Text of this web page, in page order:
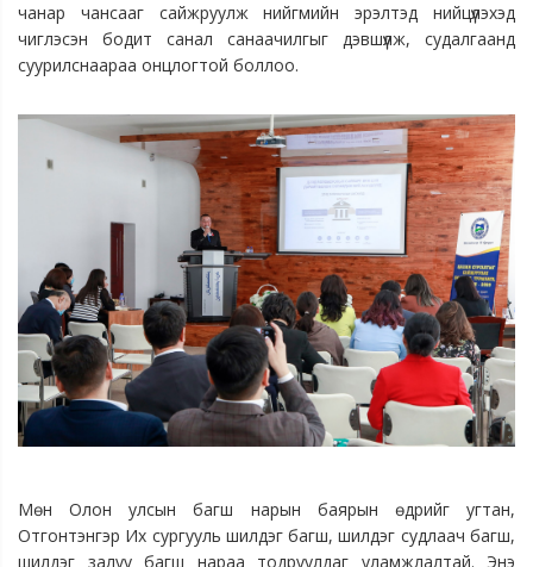
чанар чансааг сайжруулж нийгмийн эрэлтэд нийцүүлэхэд
чиглэсэн бодит санал санаачилгыг дэвшүүлж, судалгаанд
суурилснаараа онцлогтой боллоо.
Мөн Олон улсын багш нарын баярын өдрийг угтан,
Отгонтэнгэр Их сургууль шилдэг багш, шилдэг судлаач багш,
шилдэг залуу багш нараа тодруулдаг уламжлалтай. Энэ